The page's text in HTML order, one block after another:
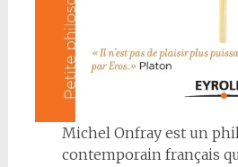
Michel Onfray est un
contemporain français